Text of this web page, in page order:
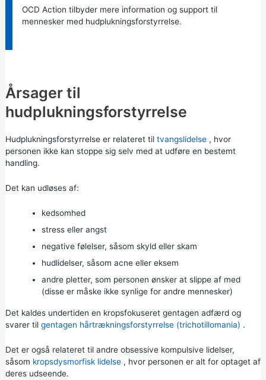
OCD Action tilbyder mere information og support til
mennesker med hudplukningsforstyrrelse.
Årsager til
hudplukningsforstyrrelse
Hudplukningsforstyrrelse er relateret til tvangslidelse, hvor
personen ikke kan stoppe sig selv med at udføre en bestemt
handling.
Det kan udløses af:
kedsomhed
stress eller angst
negative følelser, såsom skyld eller skam
hudlidelser, såsom acne eller eksem
andre pletter, som personen ønsker at slippe af med
(disse er måske ikke synlige for andre mennesker)
Det kaldes undertiden en kropsfokuseret gentagen adfærd og
svarer til gentagen hårtrækningsforstyrrelse (trichotillomania) .
Det er også relateret til andre obsessive kompulsive lidelser,
såsom kropsdysmorfisk lidelse, hvor personen er alt for optaget af
deres udseende.